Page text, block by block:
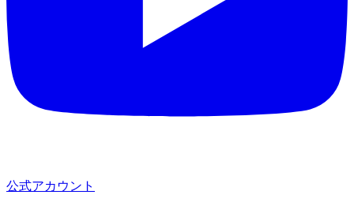
公式アカウント